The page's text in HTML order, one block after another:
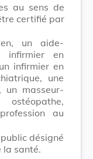
au sens de
certifié par
un aide-
infirmier en
infirmier en
une
un masseur-
au
désigné
la santé.